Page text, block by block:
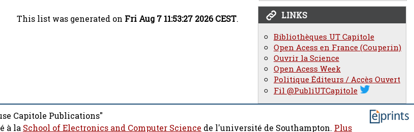
LINKS
Bibliothèques UT Capitole
Open Acess en France (Couperin)
Ouvrir la Science
Open Acess Week
Politique Éditeurs / Accès Ouvert
Fil @PubliUTCapitole
This list was generated on Fri Aug 7 11:53:27 2026 CEST.
Capitole Publications"
à la School of Electronics and Computer Science de l'université de Southampton. Plus